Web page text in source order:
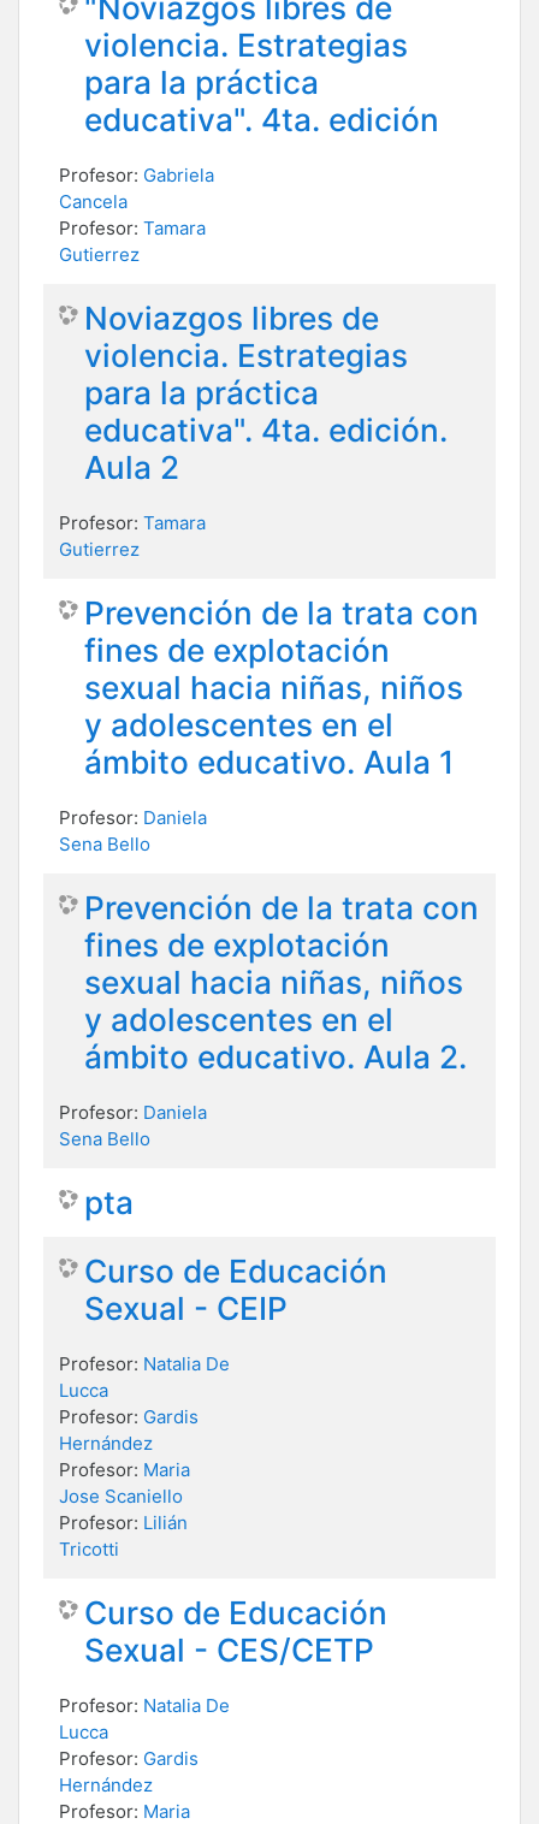
"Noviazgos libres de
violencia. Estrategias
para la práctica
educativa". 4ta. edición
Profesor: Gabriela
Cancela
Profesor: Tamara
Gutierrez
Noviazgos libres de
violencia. Estrategias
para la práctica
educativa". 4ta. edición.
Aula 2
Profesor: Tamara
Gutierrez
Prevención de la trata con
fines de explotación
sexual hacia niñas, niños
y adolescentes en el
ámbito educativo. Aula 1
Profesor: Daniela
Sena Bello
Prevención de la trata con
fines de explotación
sexual hacia niñas, niños
y adolescentes en el
ámbito educativo. Aula 2.
Profesor: Daniela
Sena Bello
pta
Curso de Educación
Sexual - CEIP
Profesor: Natalia De
Lucca
Profesor: Gardis
Hernández
Profesor: Maria
Jose Scaniello
Profesor: Lilián
Tricotti
Curso de Educación
Sexual - CES/CETP
Profesor: Natalia De
Lucca
Profesor: Gardis
Hernández
Profesor: Maria